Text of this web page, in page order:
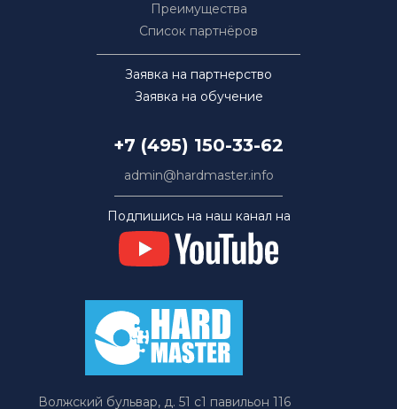
Преимущества
Список партнёров
Заявка на партнерство
Заявка на обучение
+7 (495) 150-33-62
admin@hardmaster.info
Подпишись на наш канал на
Волжский бульвар, д. 51 с1 павильон 116